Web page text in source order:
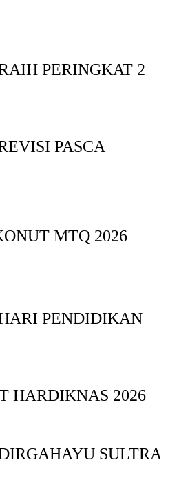
PERINGKAT 2
PASCA
MTQ 2026
PENDIDIKAN
HARDIKNAS 2026
SULTRA